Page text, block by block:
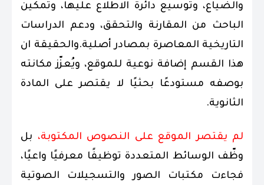
والضياع، وتوسيع دائرة الاطلاع عليها، وتمكين
الباحث من المقارنة والتحقق، ودعم الدراسات
التاريخية المعاصرة بمصادر أصلية.والحقيقة ان
هذا القسم إضافة نوعية للموقع، ويُعزّز مكانته
بوصفه مستودعًا بحثيًا لا يقتصر على المادة
الثانوية.
لم يقتصر الموقع على النصوص المكتوبة، بل
وظّف الوسائط المتعددة توظيفًا معرفيًا واعيًا،
فجاءت مكتبات الصور والتسجيلات الصوتية